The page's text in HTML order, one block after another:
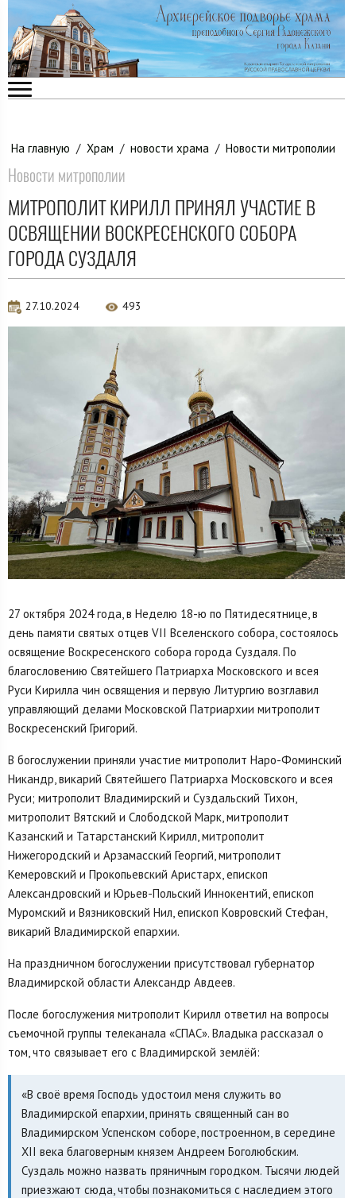
На главную / Храм / новости храма / Новости митрополии
Новости митрополии
МИТРОПОЛИТ КИРИЛЛ ПРИНЯЛ УЧАСТИЕ В
ОСВЯЩЕНИИ ВОСКРЕСЕНСКОГО СОБОРА
ГОРОДА СУЗДАЛЯ
27.10.2024 493
27 октября 2024 года, в Неделю 18-ю по Пятидесятнице, в
день памяти святых отцев VII Вселенского собора, состоялось
освящение Воскресенского собора города Суздаля. По
благословению Святейшего Патриарха Московского и всея
Руси Кирилла чин освящения и первую Литургию возглавил
управляющий делами Московской Патриархии митрополит
Воскресенский Григорий.
В богослужении приняли участие митрополит Наро-Фоминский
Никандр, викарий Святейшего Патриарха Московского и всея
Руси; митрополит Владимирский и Суздальский Тихон,
митрополит Вятский и Слободской Марк, митрополит
Казанский и Татарстанский Кирилл, митрополит
Нижегородский и Арзамасский Георгий, митрополит
Кемеровский и Прокопьевский Аристарх, епископ
Александровский и Юрьев-Польский Иннокентий, епископ
Муромский и Вязниковский Нил, епископ Ковровский Стефан,
викарий Владимирской епархии.
На праздничном богослужении присутствовал губернатор
Владимирской области Александр Авдеев.
После богослужения митрополит Кирилл ответил на вопросы
съемочной группы телеканала «СПАС». Владыка рассказал о
том, что связывает его с Владимирской землёй:
«В своё время Господь удостоил меня служить во
Владимирской епархии, принять священный сан во
Владимирском Успенском соборе, построенном, в середине
XII века благоверным князем Андреем Боголюбским.
Суздаль можно назвать пряничным городком. Тысячи людей
приезжают сюда, чтобы познакомиться с наследием этого